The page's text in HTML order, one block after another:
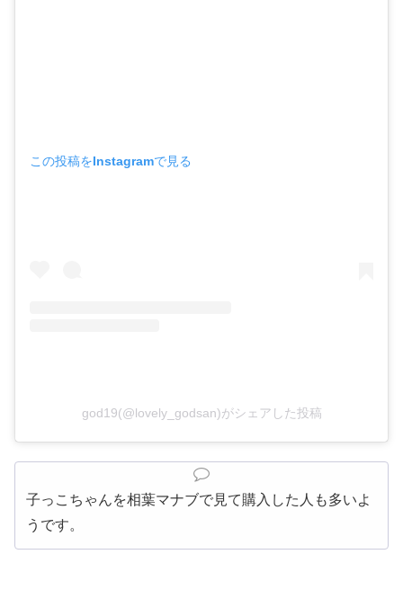
この投稿をInstagramで見る
god19(@lovely_godsan)がシェアした投稿
子っこちゃんを相葉マナブで見て購入した人も多いよ
うです。